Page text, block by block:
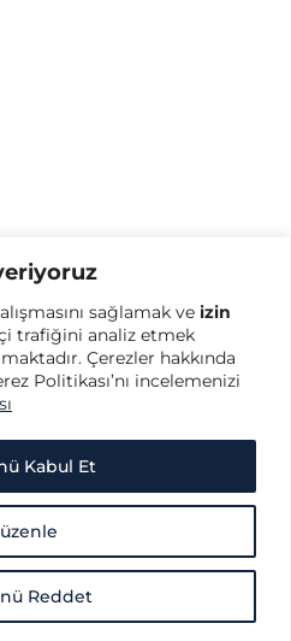
sağlamak ve izin
trafiğini analiz etmek
Çerezler hakkında
Politikası’nı incelemenizi
Reddet
Kabul Et
dünyada öncü kuruluşlar
nedir?
nedir?